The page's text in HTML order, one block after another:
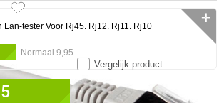
✓ 30 dagen bedenktermijn!
Vergelijk product
Lan-tester Voor Rj45. Rj12. Rj11. Rj10
Normaal 9,95
✛